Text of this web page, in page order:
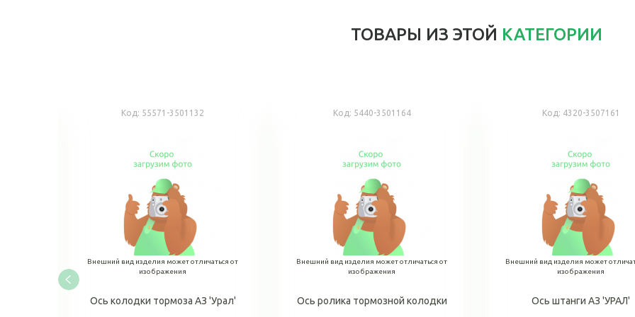
ТОВАРЫ ИЗ ЭТОЙ КАТЕГОРИИ
Код: 55571-3501132
Внешний вид изделия может отличаться от
изображения
Ось колодки тормоза АЗ 'Урал'
Код: 5440-3501164
Внешний вид изделия может отличаться от
изображения
Ось ролика тормозной колодки
Код: 4320-3507161
Внешний вид изделия может
изображения
Ось штанги АЗ 'УРАЛ'